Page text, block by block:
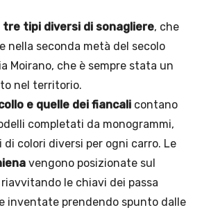
tre tipi diversi di sonagliere, che
nella seconda metà del secolo
Moirano, che è sempre stata un
nel territorio.
e quelle dei fiancali contano
completati da monogrammi,
colori diversi per ogni carro. Le
vengono posizionate sul
le chiavi dei passa
inventate prendendo spunto dalle